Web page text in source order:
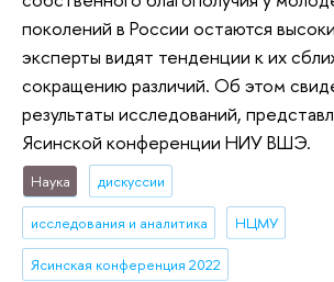
поколений в России остаются
эксперты видят тенденции к их
сокращению различий. Об этом
результаты исследований,
Ясинской конференции НИУ ВШЭ.
Наука дискуссии
исследования и аналитика НЦМУ
Ясинская конференция 2022